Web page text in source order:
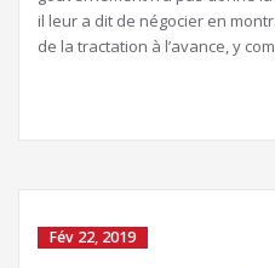
il leur a dit de négocier en
de la tractation à l’avance, y
Fév 22, 2019